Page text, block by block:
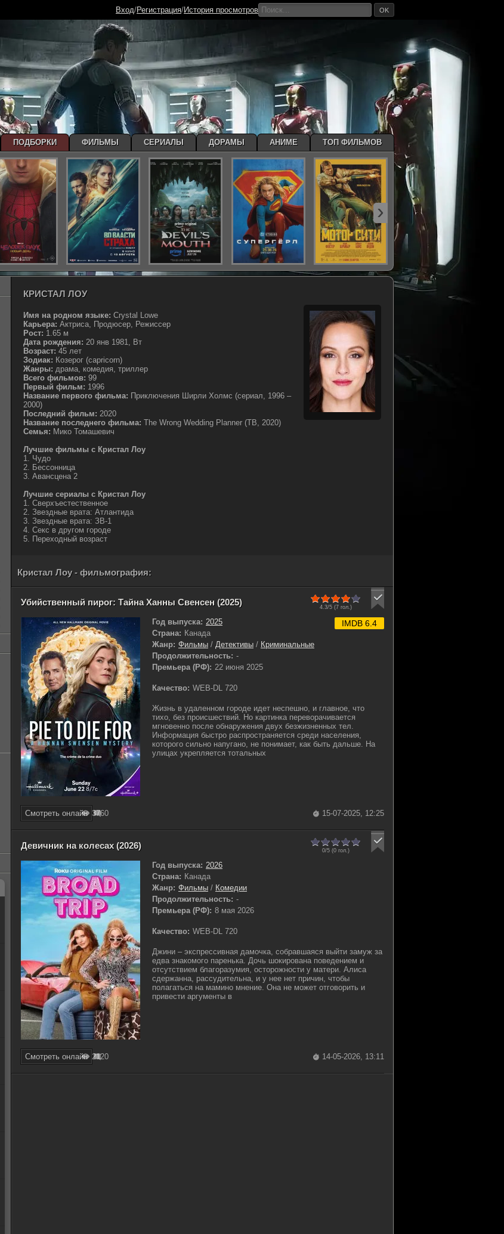
КРИСТАЛ ЛОУ
Имя на родном языке: Crystal Lowe
Карьера: Актриса, Продюсер, Режиссер
Рост: 1.65 м
Дата рождения: 20 янв 1981, Вт
Возраст: 45 лет
Зодиак: Козерог (capricorn)
Жанры: драма, комедия, триллер
Всего фильмов: 99
Первый фильм: 1996
Название первого фильма: Приключения Ширли Холмс (сериал, 1996 –
2000)
Последний фильм: 2020
Название последнего фильма: The Wrong Wedding Planner (ТВ, 2020)
Семья: Мико Томашевич
Лучшие фильмы с Кристал Лоу
1. Чудо
2. Бессонница
3. Авансцена 2
Лучшие сериалы с Кристал Лоу
1. Сверхъестественное
2. Звездные врата: Атлантида
3. Звездные врата: ЗВ-1
4. Секс в другом городе
5. Переходный возраст
Кристал Лоу - фильмография:
Убийственный пирог: Тайна Ханны Свенсен (2025)
4.3/5 (7гол.)
Год выпуска: 2025
Страна: Канада
Жанр: Фильмы / Детективы / Криминальные
Продолжительность: -
Премьера (РФ): 22 июня 2025
Качество: WEB-DL 720
IMDB 6.4
Жизнь в удаленном городе идет неспешно, и главное, что
тихо, без происшествий. Но картинка переворачивается
мгновенно после обнаружения двух безжизненных тел.
Информация быстро распространяется среди населения,
которого сильно напугано, не понимает, как быть дальше. На
улицах укрепляется тотальных
Смотреть онлайн 3760 15-07-2025, 12:25
Девичник на колесах (2026)
0/5 (0гол.)
Год выпуска: 2026
Страна: Канада
Жанр: Фильмы / Комедии
Продолжительность: -
Премьера (РФ): 8 мая 2026
Качество: WEB-DL 720
Джини – экспрессивная дамочка, собравшаяся выйти замуж за
едва знакомого паренька. Дочь шокирована поведением и
отсутствием благоразумия, осторожности у матери. Алиса
сдержанна, рассудительна, и у нее нет причин, чтобы
полагаться на мамино мнение. Она не может отговорить и
привести аргументы в
Смотреть онлайн 2120 14-05-2026, 13:11
ПОДБОРКИ ФИЛЬМЫ СЕРИАЛЫ ДОРАМЫ АНИМЕ ТОП ФИЛЬМОВ
›
Вход/Регистрация/История просмотров OK